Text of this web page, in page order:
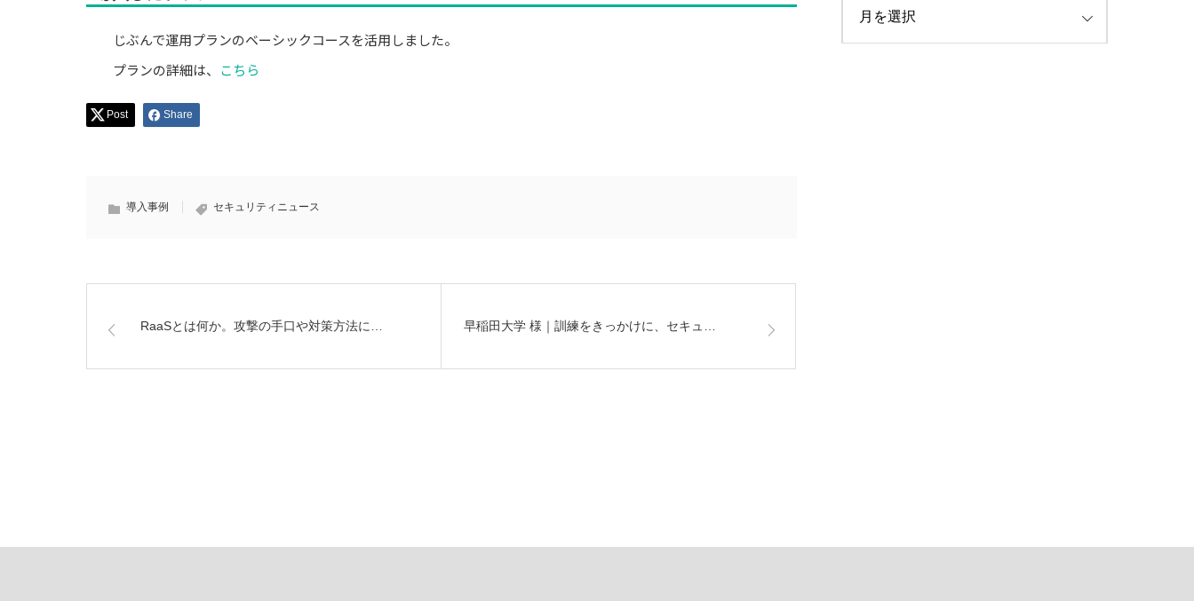
じぶんで運用プランのベーシックコースを活用しました。
プランの詳細は、 こちら
Post Share
導入事例 セキュリティニュース
RaaSとは何か。攻撃の手口や対策方法に… 早稲田大学 様｜訓練をきっかけに、セキュ…